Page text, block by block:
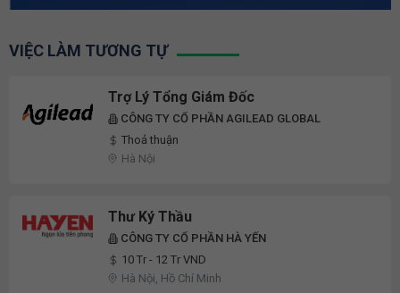
VIỆC LÀM TƯƠNG TỰ
Trợ Lý Tổng Giám Đốc
CÔNG TY CỔ PHẦN AGILEAD GLOBAL
Thoả thuận
Hà Nội
Thư Ký Thầu
CÔNG TY CỔ PHẦN HÀ YẾN
10 Tr - 12 Tr VND
Hà Nội, Hồ Chí Minh